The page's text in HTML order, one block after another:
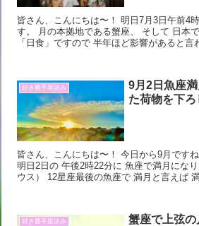
皆さん、こんにちは〜！ 明日7月3日午前4
す。 月の本拠地である蟹座、 そして 日本
「日食」ですので 半年ほど影響があると
好き勝手星詠み
9月2日魚座
た荷物を下ろ
皆さん、こんにちは〜！ 今日から9月です
明日2日の 午後2時22分に 魚座で満月にな
ウス） 12星座最後の魚座で 満月と言えば
好き勝手星詠み
蟹座で上弦